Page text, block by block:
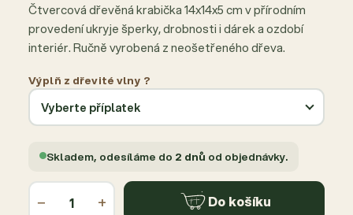
Čtvercová dřevěná krabička 14x14x5 cm v přírodním
provedení ukryje šperky, drobnosti i dárek a ozdobí
interiér. Ručně vyrobená z neošetřeného dřeva.
Výplň z dřevité vlny ?
Skladem, odesíláme do 2 dnů od objednávky.
− + Do košíku